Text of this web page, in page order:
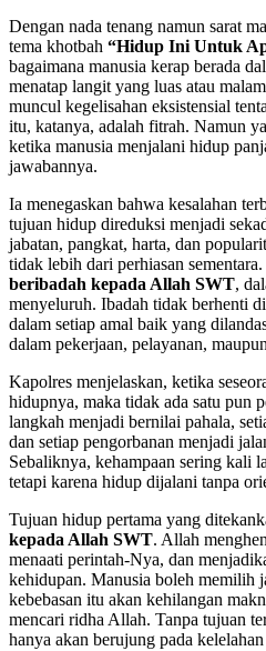
Dengan nada tenang namun sarat
tema khotbah “Hidup Ini Untuk
bagaimana manusia kerap berada
menatap langit yang luas atau
muncul kegelisahan eksistensial
itu, katanya, adalah fitrah. Namun
ketika manusia menjalani hidup
jawabannya.
Ia menegaskan bahwa kesalahan
tujuan hidup direduksi menjadi
jabatan, pangkat, harta, dan
tidak lebih dari perhiasan
beribadah kepada Allah SWT,
menyeluruh. Ibadah tidak berhenti
dalam setiap amal baik yang
dalam pekerjaan, pelayanan,
Kapolres menjelaskan, ketika
hidupnya, maka tidak ada satu pun
langkah menjadi bernilai pahala,
dan setiap pengorbanan menjadi
Sebaliknya, kehampaan sering kali
tetapi karena hidup dijalani tanpa
Tujuan hidup pertama yang
kepada Allah SWT. Allah
menaati perintah-Nya, dan
kehidupan. Manusia boleh memilih
kebebasan itu akan kehilangan
mencari ridha Allah. Tanpa tujuan
hanya akan berujung pada